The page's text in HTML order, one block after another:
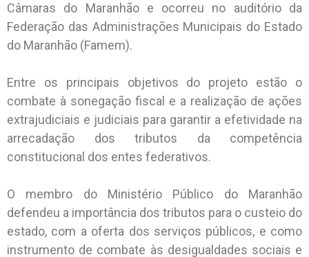
Câmaras do Maranhão e ocorreu no auditório da
Federação das Administrações Municipais do Estado
do Maranhão (Famem).
Entre os principais objetivos do projeto estão o
combate à sonegação fiscal e a realização de ações
extrajudiciais e judiciais para garantir a efetividade na
arrecadação dos tributos da competência
constitucional dos entes federativos.
O membro do Ministério Público do Maranhão
defendeu a importância dos tributos para o custeio do
estado, com a oferta dos serviços públicos, e como
instrumento de combate às desigualdades sociais e